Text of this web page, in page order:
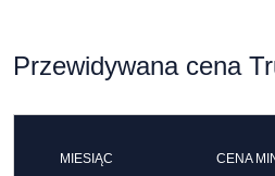
Przewidywana cena
MIESIĄC CENA